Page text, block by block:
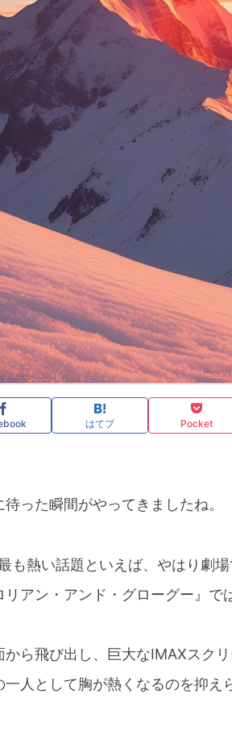
はてブ Pocket
った瞬間がやってきましたね。
も熱い話題といえば、やはり劇
アン・アンド・グローグー』で
ら飛び出し、巨大なIMAXスク
人として胸が熱くなるのを抑え